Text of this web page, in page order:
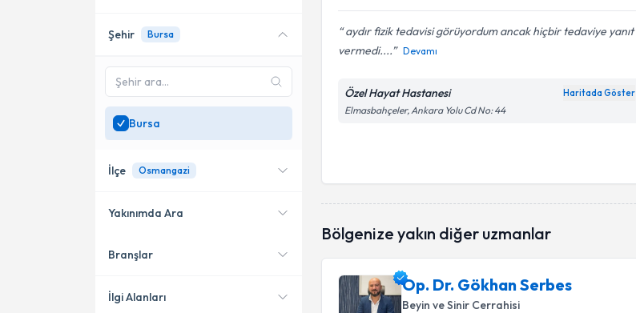
aydır fizik tedavisi görüyordum ancak hiçbir tedaviye yanıt
vermedi....
Devamı
Özel Hayat Hastanesi Haritada Göster
Elmasbahçeler, Ankara Yolu Cd No: 44
Bölgenize yakın diğer uzmanlar
Op. Dr. Gökhan Serbes
Beyin ve Sinir Cerrahisi
Şehir Bursa
Bursa
İlçe Osmangazi
Osmangazi
Yakınımda Ara
Konumuma yakın uzmanları
Branşlar
İlgi Alanları